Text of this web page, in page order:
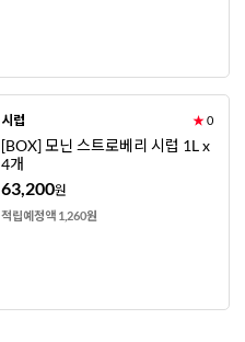
시럽 ★0
[BOX] 모닌 스트로베리 시럽 1L x
4개
63,200원
적립예정액 1,260원